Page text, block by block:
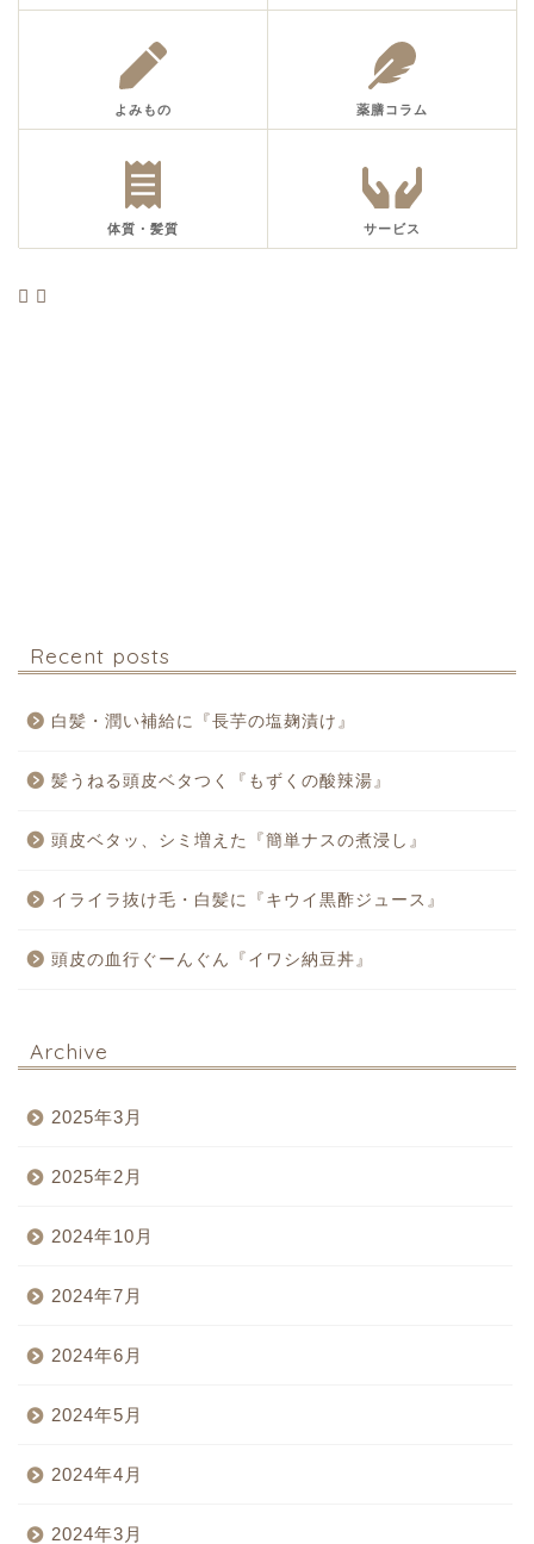
よみもの 薬膳コラム
体質・髪質 サービス
Recent posts
白髪・潤い補給に『長芋の塩麹漬け』
髪うねる頭皮ベタつく『もずくの酸辣湯』
頭皮ベタッ、シミ増えた『簡単ナスの煮浸し』
イライラ抜け毛・白髪に『キウイ黒酢ジュース』
頭皮の血行ぐーんぐん『イワシ納豆丼』
Archive
2025年3月
2025年2月
2024年10月
2024年7月
2024年6月
2024年5月
2024年4月
2024年3月